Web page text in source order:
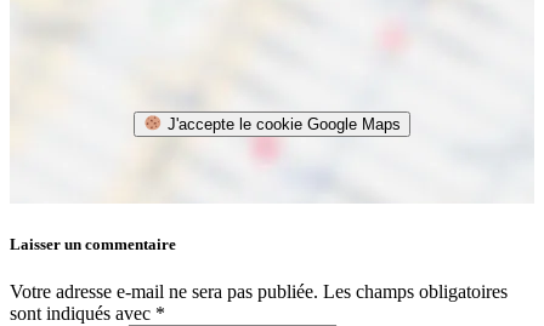
J'accepte le cookie Google Maps
Laisser un commentaire
Votre adresse e-mail ne sera pas publiée. Les champs obligatoires
sont indiqués avec *